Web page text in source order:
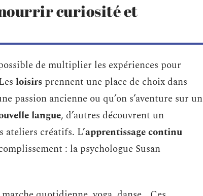
curiosité et
de multiplier les expériences pour
loisirs prennent une place de choix dans
passion ancienne ou qu’on s’aventure sur un
langue, d’autres découvrent un
ateliers créatifs. L’apprentissage continu
: la psychologue Susan